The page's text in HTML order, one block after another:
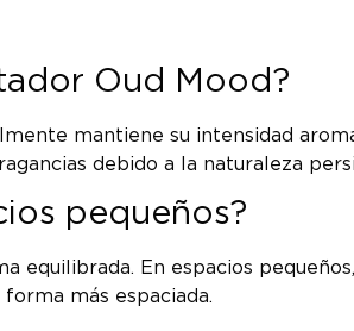
Oud Mood?
mantiene su intensidad
debido a la naturaleza
pequeños?
equilibrada. En espacios
más espaciada.